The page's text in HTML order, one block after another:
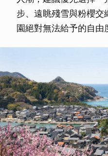
步、遠眺殘雪與粉櫻交
園絕對無法給予的自由